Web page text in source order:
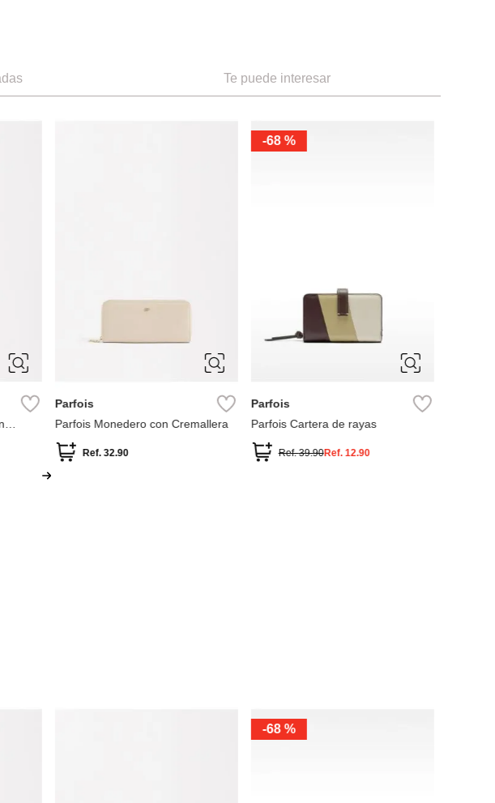
Te puede interesar
Parfois
Parfois Monedero con Cremallera
Ref. 32.90
-68 %
Parfois
Parfois Cartera de rayas
Ref.39.90Ref. 12.90
-68 %